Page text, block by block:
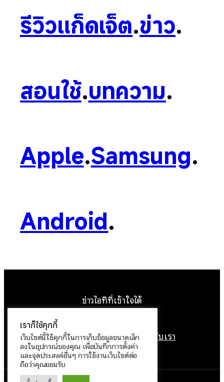
รีวิวแก็ดเจ็ต.ข่าว.
สอนใช้.บทความ.
Apple.Samsung.
Android.
ข่าวไอทีที่เข้าใจได้
หน้าแรกติดต่อเราลิขสิทธิ์เกี่ยวกับเรา
นโยบายข้อมูลส่วนบุคคล
เราก็ใช้คุกกี้
เว็บไซต์นี้ใช้คุกกี้ในการเก็บข้อมูลขนาดเล็ก
ลงในอุปกรณ์ของคุณ เพื่อบันทึกการตั้งค่า
และจุดประสงค์อื่นๆ การใช้งานเว็บไซต์ต่อ
ถือว่าคุณยอมรับ